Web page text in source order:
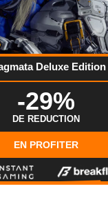
Deluxe Edition
-29%
DE REDUCTION
EN PROFITER